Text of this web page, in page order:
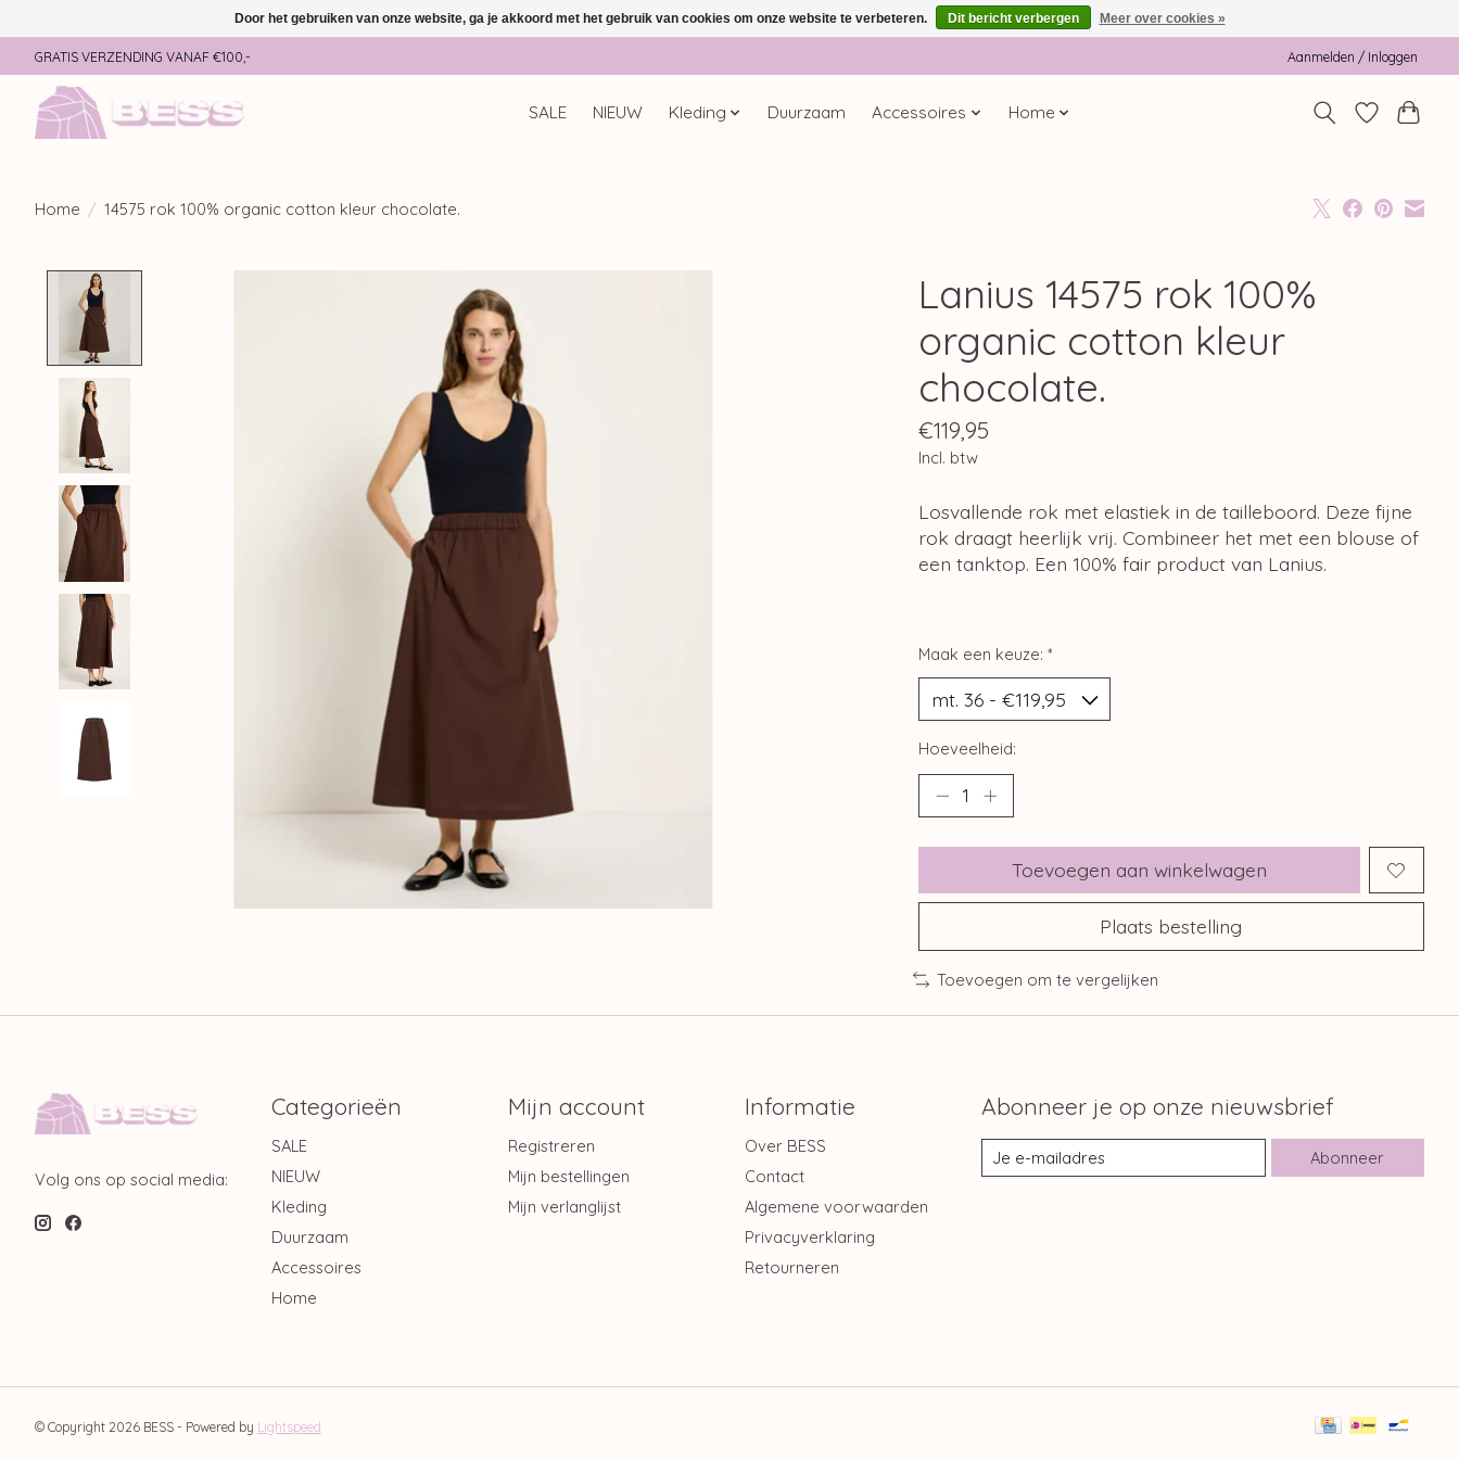
GRATIS VERZENDING VANAF €100,- Aanmelden / Inloggen
SALE NIEUW Kleding Duurzaam Accessoires Home
Home / 14575 rok 100% organic cotton kleur chocolate.
Lanius 14575 rok 100%
organic cotton kleur
chocolate.
€119,95
Incl. btw
Losvallende rok met elastiek in de tailleboord. Deze fijne
rok draagt heerlijk vrij. Combineer het met een blouse of
een tanktop. Een 100% fair product van Lanius.
Maak een keuze: *
Hoeveelheid:
Toevoegen aan winkelwagen
Plaats bestelling
Toevoegen om te vergelijken
Volg ons op social media:
Categorieën
SALE
NIEUW
Kleding
Duurzaam
Accessoires
Home
Mijn account
Registreren
Mijn bestellingen
Mijn verlanglijst
Informatie
Over BESS
Contact
Algemene voorwaarden
Privacyverklaring
Retourneren
Abonneer je op onze nieuwsbrief
Abonneer
© Copyright 2026 BESS - Powered by Lightspeed
Door het gebruiken van onze website, ga je akkoord met het gebruik van cookies om onze website te verbeteren. Dit bericht verbergen Meer over cookies »